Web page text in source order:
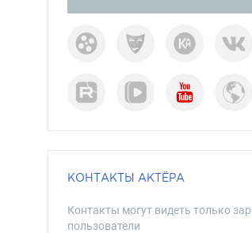
КОНТАКТЫ АКТЁРА
Контакты могут видеть только
пользователи